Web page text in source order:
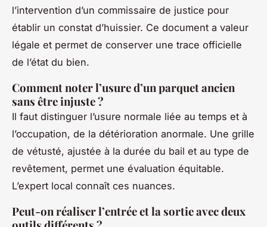
l’intervention d’un commissaire de justice pour
établir un constat d’huissier. Ce document a valeur
légale et permet de conserver une trace officielle
de l’état du bien.
Comment noter l’usure d’un parquet ancien
sans être injuste ?
Il faut distinguer l’usure normale liée au temps et à
l’occupation, de la détérioration anormale. Une grille
de vétusté, ajustée à la durée du bail et au type de
revêtement, permet une évaluation équitable.
L’expert local connaît ces nuances.
Peut-on réaliser l’entrée et la sortie avec deux